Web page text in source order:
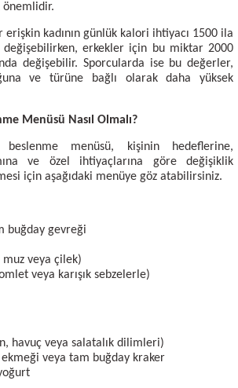
önemlidir.
kadının günlük kalori ihtiyacı 1500 ila
değişebilirken, erkekler için bu miktar 2000
değişebilir. Sporcularda ise bu değerler,
ve türüne bağlı olarak daha yüksek
Menüsü Nasıl Olmalı?
menüsü, kişinin hedeflerine,
ve özel ihtiyaçlarına göre değişiklik
için aşağıdaki menüye göz atabilirsiniz.
buğday gevreği
muz veya çilek)
veya karışık sebzelerle)
havuç veya salatalık dilimleri)
veya tam buğday kraker